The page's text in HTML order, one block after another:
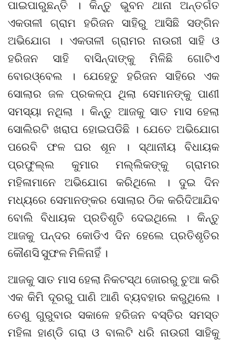
ପାଇପାରୁଛନ୍ତି । କିନ୍ତୁ ଭୁବନ ଥାନା ଅନ୍ତର୍ଗତ
ଏକତାଳୀ ଗ୍ରାମ ହରିଜନ ସାହିରୁ ଆସିଛି ସଙ୍ଗିନ
ଅଭିଯୋଗ । ଏକତାଳୀ ଗ୍ରାମର ନାଉରୀ ସାହି ଓ
ହରିଜନ ସାହି ବାସିନ୍ଦାଙ୍କୁ ମିଳିଛି ଗୋଟିଏ
ବୋରଓ୍ବେଲ । ଯେହେତୁ ହରିଜନ ସାହିରେ ଏକ
ସୋଲାର ଜଳ ପ୍ରକଳ୍ପ ଥିଲା ସେମାନଙ୍କୁ ପାଣୀ
ସମସ୍ୟା ନଥିଲା । କିନ୍ତୁ ଆଜକୁ ସାତ ମାସ ହେଲା
ସୋଲିରଟି ଖରାପ ହୋଇପଡିଛି । ଯେତେ ଅଭିଯୋଗ
ପରେବି ଫଳ ଘର ଶୂନ । ସ୍ଥାନୀୟ ବିଧାୟକ
ପ୍ରଫୁଲ୍ଲ କୁମାର ମଲ୍ଲିକଙ୍କୁ ଗ୍ରାମର
ମହିଳାମାନେ ଅଭିଯୋଗ କରିଥିଲେ । ଦୁଇ ଦିନ
ମଧ୍ୟରେ ସେମାନଙ୍କର ସୋଲାର ଠିକ କରିଦିଆଯିବ
ବୋଲି ବିଧାୟକ ପ୍ରତିଶୃତି ଦେଇଥିଲେ । କିନ୍ତୁ
ଆଜକୁ ପନ୍ଦର କୋଡିଏ ଦିନ ହେଲେ ପ୍ରତିଶୃତିର
କୌଣସି ସୁଫଳ ମିଳିନାହିଁ ।
ଆଜକୁ ସାତ ମାସ ହେଲା ନିକଟସ୍ଥ ଜୋରରୁ ଚୁଆ କରି
ଏକ କିମି ଦୂରରୁ ପାଣି ଆଣି ବ୍ୟବହାର କରୁଥିଲେ ।
ତେଣୁ ଗୁରୁବାର ସକାଳେ ହରିଜନ ବସ୍ତିର ସମସ୍ତ
ମହିଳା ହାଣ୍ଡି ଗରା ଓ ବାଲଟି ଧରି ନାଉରୀ ସାହିକୁ